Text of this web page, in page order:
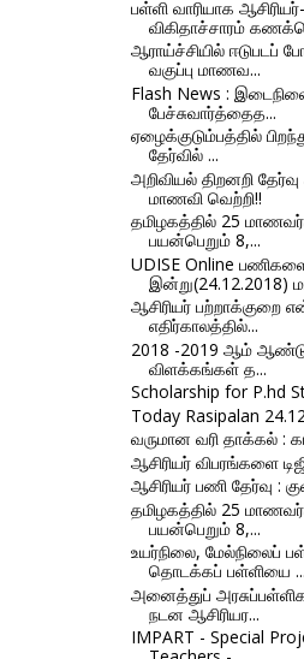
பள்ளி வாரியாக
விகிதாச்சாரம்
ஆராய்ச்சியில் ஈடுபடப்
வகுப்பு மாணவ...
Flash News :
பேச்சுவார்த்தைத...
ஏழைக்குடும்பத்தில்
தேர்வில் ...
அறிவியல் திறனறி
மாணவி வெற்றி!!
தமிழகத்தில் 25
பயன்பெறும் 8,...
UDISE Online
இன்று(24.12.2018)
ஆசிரியர் பற்றாக்குறை
எதிர்காலத்தில்...
2018 -2019 ஆம்
விளக்கங்கள் த...
Scholarship for P.hd
Today Rasipalan
வருமான வரி தாக்கல் :
ஆசிரியர் விபரங்களை
ஆசிரியர் பணி தேர்வு :
தமிழகத்தில் 25
பயன்பெறும் 8,...
உயர்நிலை, மேல்நிலைப்
தொடக்கப் பள்ளியை ...
அனைத்துப்
நடன ஆசிரியர...
IMPART - Special